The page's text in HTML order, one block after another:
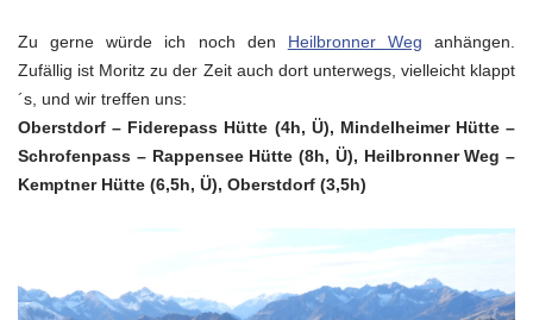
Zu gerne würde ich noch den Heilbronner Weg anhängen.
Zufällig ist Moritz zu der Zeit auch dort unterwegs, vielleicht klappt
´s, und wir treffen uns:
Oberstdorf – Fiderepass Hütte (4h, Ü), Mindelheimer Hütte –
Schrofenpass – Rappensee Hütte (8h, Ü), Heilbronner Weg –
Kemptner Hütte (6,5h, Ü), Oberstdorf (3,5h)